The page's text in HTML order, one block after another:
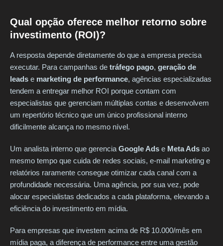
Qual opção oferece melhor retorno sobre
investimento (ROI)?
A resposta depende diretamente do que a empresa precisa
executar. Para campanhas de tráfego pago, geração de
leads e marketing de performance, agências especializadas
tendem a entregar melhor ROI porque contam com
especialistas que gerenciam múltiplas contas e desenvolvem
um repertório técnico que um único profissional interno
dificilmente alcança no mesmo nível.
Um analista interno que gerencia Google Ads e Meta Ads ao
mesmo tempo que cuida de redes sociais, e-mail marketing e
relatórios raramente consegue otimizar cada canal com a
profundidade necessária. Uma agência, por sua vez, pode
alocar especialistas dedicados a cada plataforma, elevando a
eficiência do investimento em mídia.
Para empresas que investem acima de R$ 10.000/mês em
mídia paga, a diferença de performance entre uma gestão